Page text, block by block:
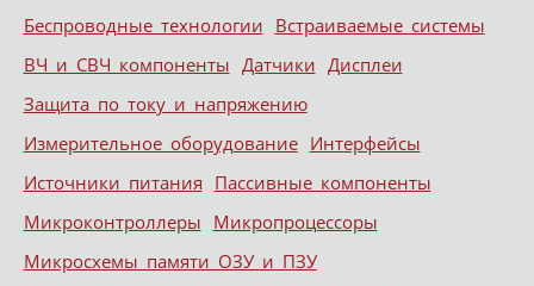
Беспроводные технологии Встраиваемые системы
ВЧ и СВЧ компоненты Датчики Дисплеи
Защита по току и напряжению
Измерительное оборудование Интерфейсы
Источники питания Пассивные компоненты
Микроконтроллеры Микропроцессоры
Микросхемы памяти ОЗУ и ПЗУ